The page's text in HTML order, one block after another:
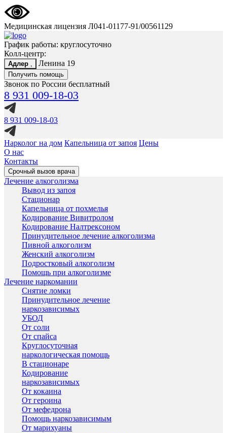
Медицинская лицензия Л041-01177-91/00561129
График работы: круглосуточно
Колл-центр:
Адлер , Ленина 19
Получить помощь
Звонок по России бесплатный
8 931 009-18-03
8 931 009-18-03
Нарколог на дом Капельница от запоя Цены
О нас
Контакты
Срочный вызов врача
Лечение алкоголизма
Вывод из запоя
Стационар
Капельница от похмелья
Кодирование Вивитролом
Кодирование Налтрексоном
Принудительное лечение алкоголизма
Пивной алкоголизм
Женский алкоголизм
Подростковый алкоголизм
Помощь при алкоголизме
Лечение наркомании
Снятие ломки
Принудительное лечение
наркозависимых
УБОД
От соли
От спайса
Круглосуточная
наркологическая помощь
В стационаре
Кодирование
наркозависимых
От кокаина
От героина
От мефедрона
Помощь наркозависимым
От марихуаны